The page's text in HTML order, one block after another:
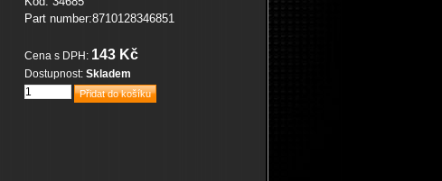
Part number:8710128346851
Cena s DPH: 143 Kč
Dostupnost: Skladem